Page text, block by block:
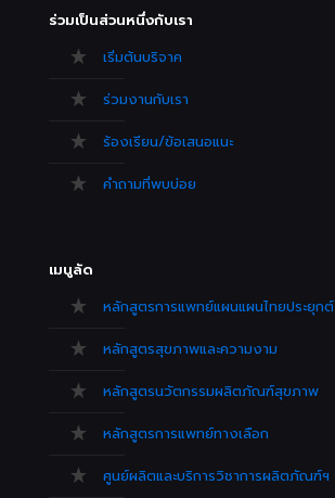
ร่วมเป็นส่วนหนึ่งกับเรา
เริ่มต้นบริจาค
ร่วมงานกับเรา
ร้องเรียน/ข้อเสนอแนะ
คำถามที่พบบ่อย
เมนูลัด
หลักสูตรการแพทย์แผนแผนไทยประยุกต์
หลักสูตรสุขภาพและความงาม
หลักสูตรนวัตกรรมผลิตภัณฑ์สุขภาพ
หลักสูตรการแพทย์ทางเลือก
ศูนย์ผลิตและบริการวิชาการผลิตภัณฑ์ฯ